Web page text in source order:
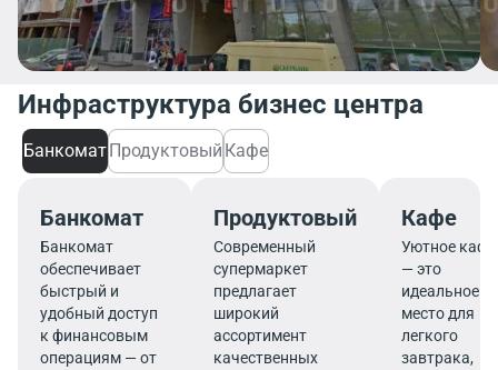
Инфраструктура бизнес центра
БанкоматПродуктовый Кафе
Банкомат
Банкомат
обеспечивает
быстрый и
удобный доступ
к финансовым
операциям — от
Продуктовый
Современный
супермаркет
предлагает
широкий
ассортимент
качественных
Кафе
Уютное кафе
— это
идеальное
место для
легкого
завтрака,